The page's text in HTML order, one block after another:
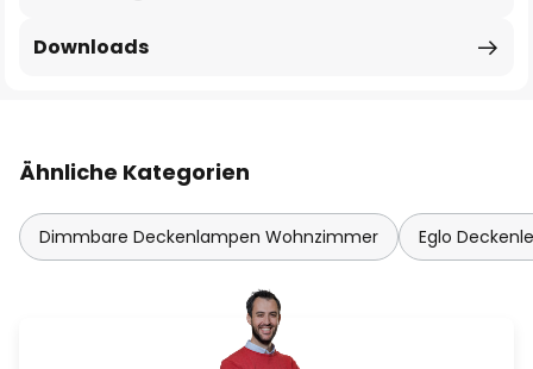
Downloads
Ähnliche Kategorien
Dimmbare Deckenlampen Wohnzimmer Eglo